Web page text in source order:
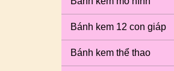
Bánh kem 12 con giáp
Bánh kem thể thao